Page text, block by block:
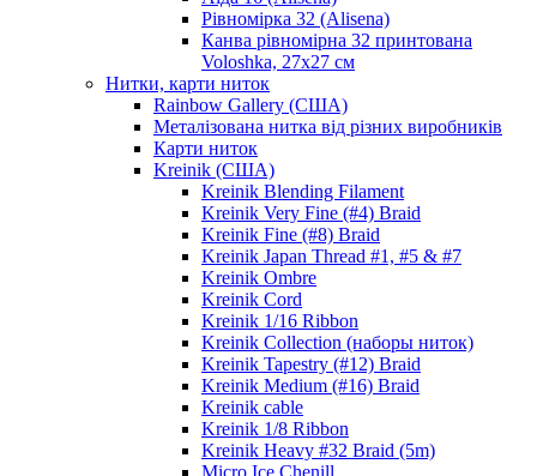
Рівномірка 32 (Alisena)
Канва рівномірна 32 принтована
Voloshka, 27х27 см
Нитки, карти ниток
Rainbow Gallery (США)
Металізована нитка від різних виробників
Карти ниток
Kreinik (США)
Kreinik Blending Filament
Kreinik Very Fine (#4) Braid
Kreinik Fine (#8) Braid
Kreinik Japan Thread #1, #5 & #7
Kreinik Ombre
Kreinik Cord
Kreinik 1/16 Ribbon
Kreinik Collection (наборы ниток)
Kreinik Tapestry (#12) Braid
Kreinik Medium (#16) Braid
Kreinik cable
Kreinik 1/8 Ribbon
Kreinik Heavy #32 Braid (5m)
Micro Ice Chenill